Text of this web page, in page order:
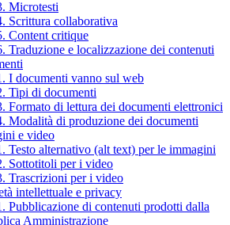
Microtesti
Scrittura collaborativa
Content critique
Traduzione e localizzazione dei contenuti
I documenti vanno sul web
Tipi di documenti
Formato di lettura dei documenti elettronici
Modalità di produzione dei documenti
e video
Testo alternativo (alt text) per le immagini
Sottotitoli per i video
Trascrizioni per i video
intellettuale e privacy
Pubblicazione di contenuti prodotti dalla
Amministrazione